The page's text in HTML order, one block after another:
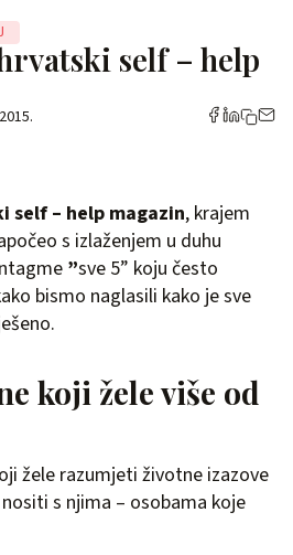
self – help
self – help magazin, krajem
s izlaženjem u duhu
”sve 5” koju često
bismo naglasili kako je sve
koji žele više od
žele razumjeti životne izazove
s njima – osobama koje